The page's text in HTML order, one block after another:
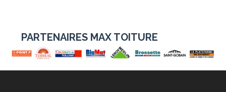
PARTENAIRES MAX TOITURE